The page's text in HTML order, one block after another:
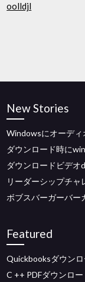
oolldjl
New Stories
Windowsにオーディ
ダウンロード時に
ダウンロードビデオ
リーダーシップチャ
ボブスバーガーバー
Featured
Quickbooksダウン
C ++ PDFダウンロ